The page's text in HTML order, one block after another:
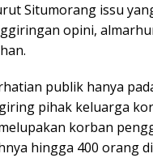
Situmorang issu
opini,
publik hanya
pihak keluarga
korban
hingga 400 orang di